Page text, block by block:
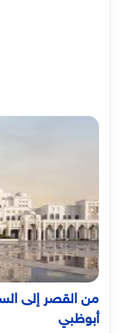
من القصر إلى
أبوظبي